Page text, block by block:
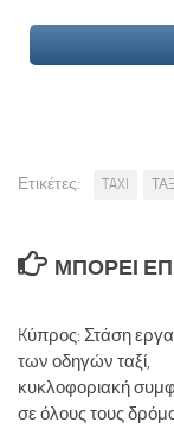
Ετικέτες: TAXI
ΜΠΟΡΕΊ
Kύπρος: Στάση
των οδηγών ταξί,
κυκλοφοριακή
σε όλους τους